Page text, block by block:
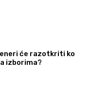
će razotkriti ko
izborima?